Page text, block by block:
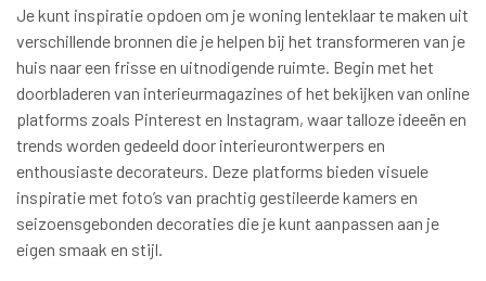
Je kunt inspiratie opdoen om je woning lenteklaar te maken uit
verschillende bronnen die je helpen bij het transformeren van je
huis naar een frisse en uitnodigende ruimte. Begin met het
doorbladeren van interieurmagazines of het bekijken van online
platforms zoals Pinterest en Instagram, waar talloze ideeën en
trends worden gedeeld door interieurontwerpers en
enthousiaste decorateurs. Deze platforms bieden visuele
inspiratie met foto’s van prachtig gestileerde kamers en
seizoensgebonden decoraties die je kunt aanpassen aan je
eigen smaak en stijl.